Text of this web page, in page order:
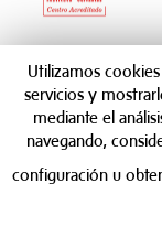
Utilizamos
servicios y
mediante el
navegando,
configuración u